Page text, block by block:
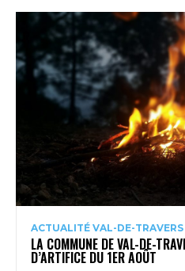
ACTUALITÉ VAL-DE-TRAVERS
LA COMMUNE DE VAL-DE-
D’ARTIFICE DU 1ER AOÛT